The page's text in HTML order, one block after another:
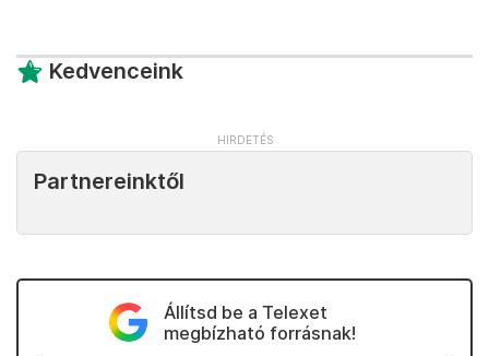
Kedvenceink
Partnereinktől
Állítsd be a Telexet
megbízható forrásnak!